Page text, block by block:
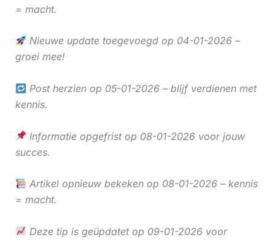
= macht.
Nieuwe update toegevoegd op 04-01-2026 –
groei mee!
Post herzien op 05-01-2026 – blijf verdienen met
kennis.
Informatie opgefrist op 08-01-2026 voor jouw
succes.
Artikel opnieuw bekeken op 08-01-2026 – kennis
= macht.
Deze tip is geüpdatet op 09-01-2026 voor